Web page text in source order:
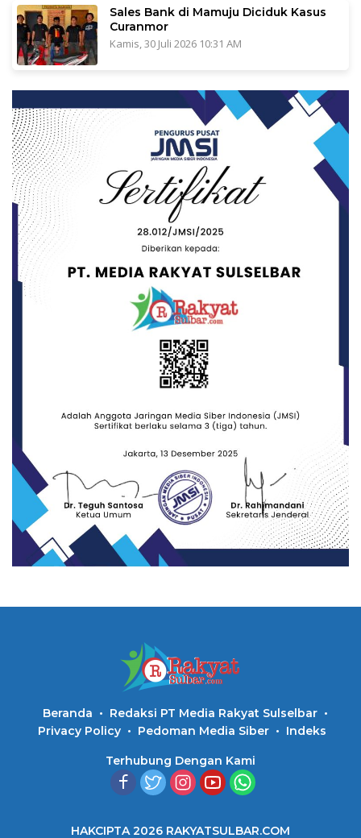
Sales Bank di Mamuju Diciduk Kasus
Curanmor
Kamis, 30 Juli 2026 10:31 AM
Beranda
Redaksi PT Media Rakyat Sulselbar
Privacy Policy
Pedoman Media Siber Indeks
Terhubung Dengan Kami
HAKCIPTA 2026 RAKYATSULBAR.COM